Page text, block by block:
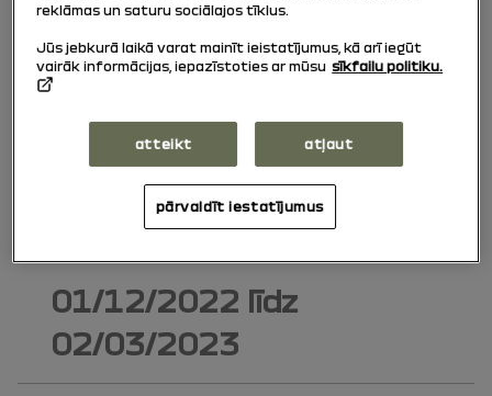
04/11/2024līdz
03/03/2023līdz
03/11/2024
01/12/2022 līdz
02/03/2023
reklāmas un saturu sociālajos tīklus.
Jūs jebkurā laikā varat mainīt ieistatījumus, kā arī iegūt
vairāk informācijas, iepazīstoties ar mūsu sīkfailu politiku.
atteikt atļaut
pārvaldīt iestatījumus